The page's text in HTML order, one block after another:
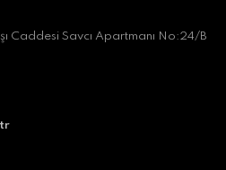
Caddesi Savcı Apartmanı No:24/B